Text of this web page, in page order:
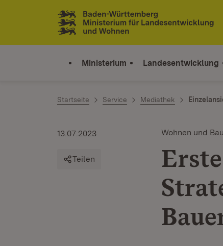
Zum Inhalt springen
Link zur Startseite
Ministerium Landesentwicklung
Startseite Service Mediathek
Wohnen und
13.07.2023
Teilen